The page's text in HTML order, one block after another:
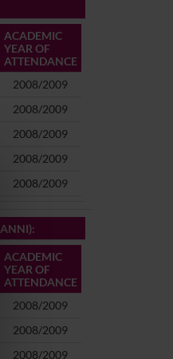
ACADEMIC
YEAR OF
ATTENDANCE
2008/2009
2008/2009
2008/2009
2008/2009
2008/2009
ANNI):
ACADEMIC
YEAR OF
ATTENDANCE
2008/2009
2008/2009
2008/2009